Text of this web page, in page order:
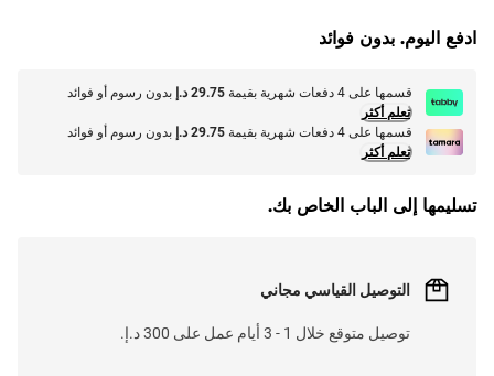
ادفع اليوم. بدون فوائد
قسمها على 4 دفعات شهرية بقيمة 29.75 د.إ
بدون رسوم أو فوائد
تعلم أكثر
قسمها على 4 دفعات شهرية بقيمة
29.75 د.إ
بدون رسوم أو فوائد
تعلم أكثر
تسليمها إلى الباب الخاص بك.
التوصيل القياسي مجاني
توصيل متوقع خلال 1 - 3 أيام عمل على 300 د.إ.